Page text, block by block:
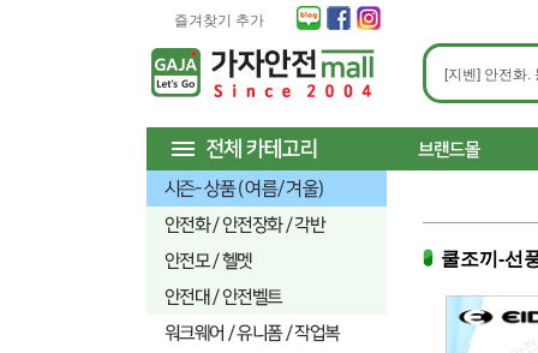
즐겨찾기 추가
쿨조끼-선